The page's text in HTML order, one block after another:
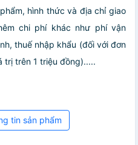
hình thức và địa chỉ giao
chi phí khác như phí vận
thuế nhập khẩu (đối với đơn
trị trên 1 triệu đồng).....
tin sản phẩm